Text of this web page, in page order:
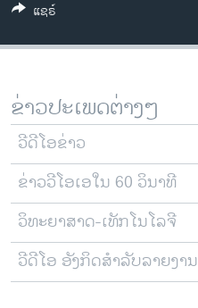
ວິທະຍາສາດ-ເທັກໂນໂລຈີ
ທຸລະກິດ
ວີດີໂອ
ສຽງ
ລາຍການກະຈາຍສຽງ
ຕິດຕາມພວກເຮົາ ທີ່
ພາສາຕ່າງໆ
ແຊຣ໌
ຂ່າວປະເພດຕ່າງໆ
ວີດີໂອຂ່າວ
ຂ່າວວີໂອເອໃນ 60 ວິນາທີ
ວິທະຍາສາດ-ເທັກໂນໂລຈີ
ວີດີໂອ ອັງກິດສຳລັບລາຍງານ